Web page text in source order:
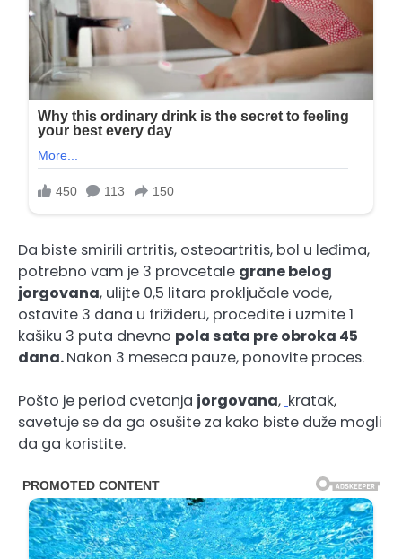
Da biste smirili artritis, osteoartritis, bol u leđima,
potrebno vam je 3 provcetale grane belog
jorgovana, ulijte 0,5 litara proključale vode,
ostavite 3 dana u frižideru, procedite i uzmite 1
kašiku 3 puta dnevno pola sata pre obroka 45
dana.Nakon 3 meseca pauze, ponovite proces.
Pošto je period cvetanja jorgovana, kratak,
savetuje se da ga osušite za kako biste duže mogli
da ga koristite.